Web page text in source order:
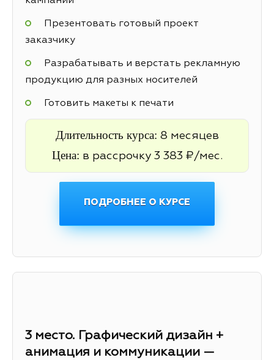
Презентовать готовый проект
заказчику
Разрабатывать и верстать рекламную
продукцию для разных носителей
Готовить макеты к печати
Длительность курса: 8 месяцев
Цена: в рассрочку 3 383 ₽/мес.
ПОДРОБНЕЕ О КУРСЕ
3 место. Графический дизайн +
анимация и коммуникации —